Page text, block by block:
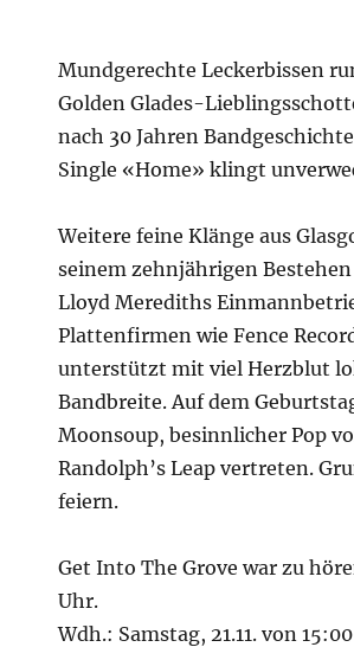
Mundgerechte Leckerbissen
Golden Glades-
nach 30 Jahren
Single «Home» klingt
Weitere feine Klänge aus
seinem zehnjährigen
Lloyd Merediths
Plattenfirmen wie Fence
unterstützt mit viel Herzblut
Bandbreite. Auf dem
Moonsoup, besinnlicher Pop
Randolph’s Leap vertreten.
feiern.
Get Into The Grove war zu
Uhr.
Wdh.: Samstag, 21.11. von